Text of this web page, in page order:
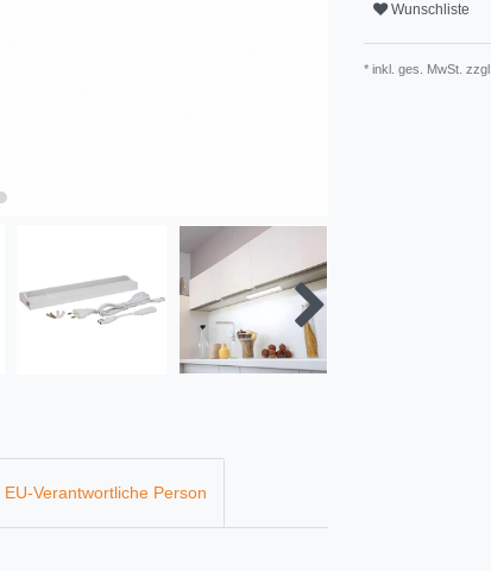
Wunschliste
* inkl. ges. MwSt. zzgl.
EU-Verantwortliche Person